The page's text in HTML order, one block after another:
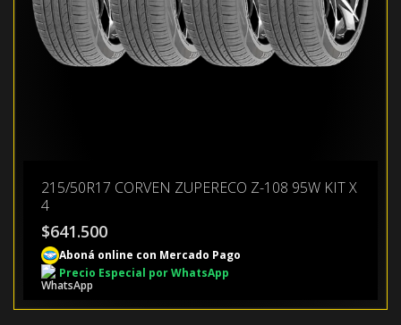
215/50R17 CORVEN ZUPERECO Z-108 95W KIT X
4
$641.500
Aboná online con Mercado Pago
Precio Especial por WhatsApp